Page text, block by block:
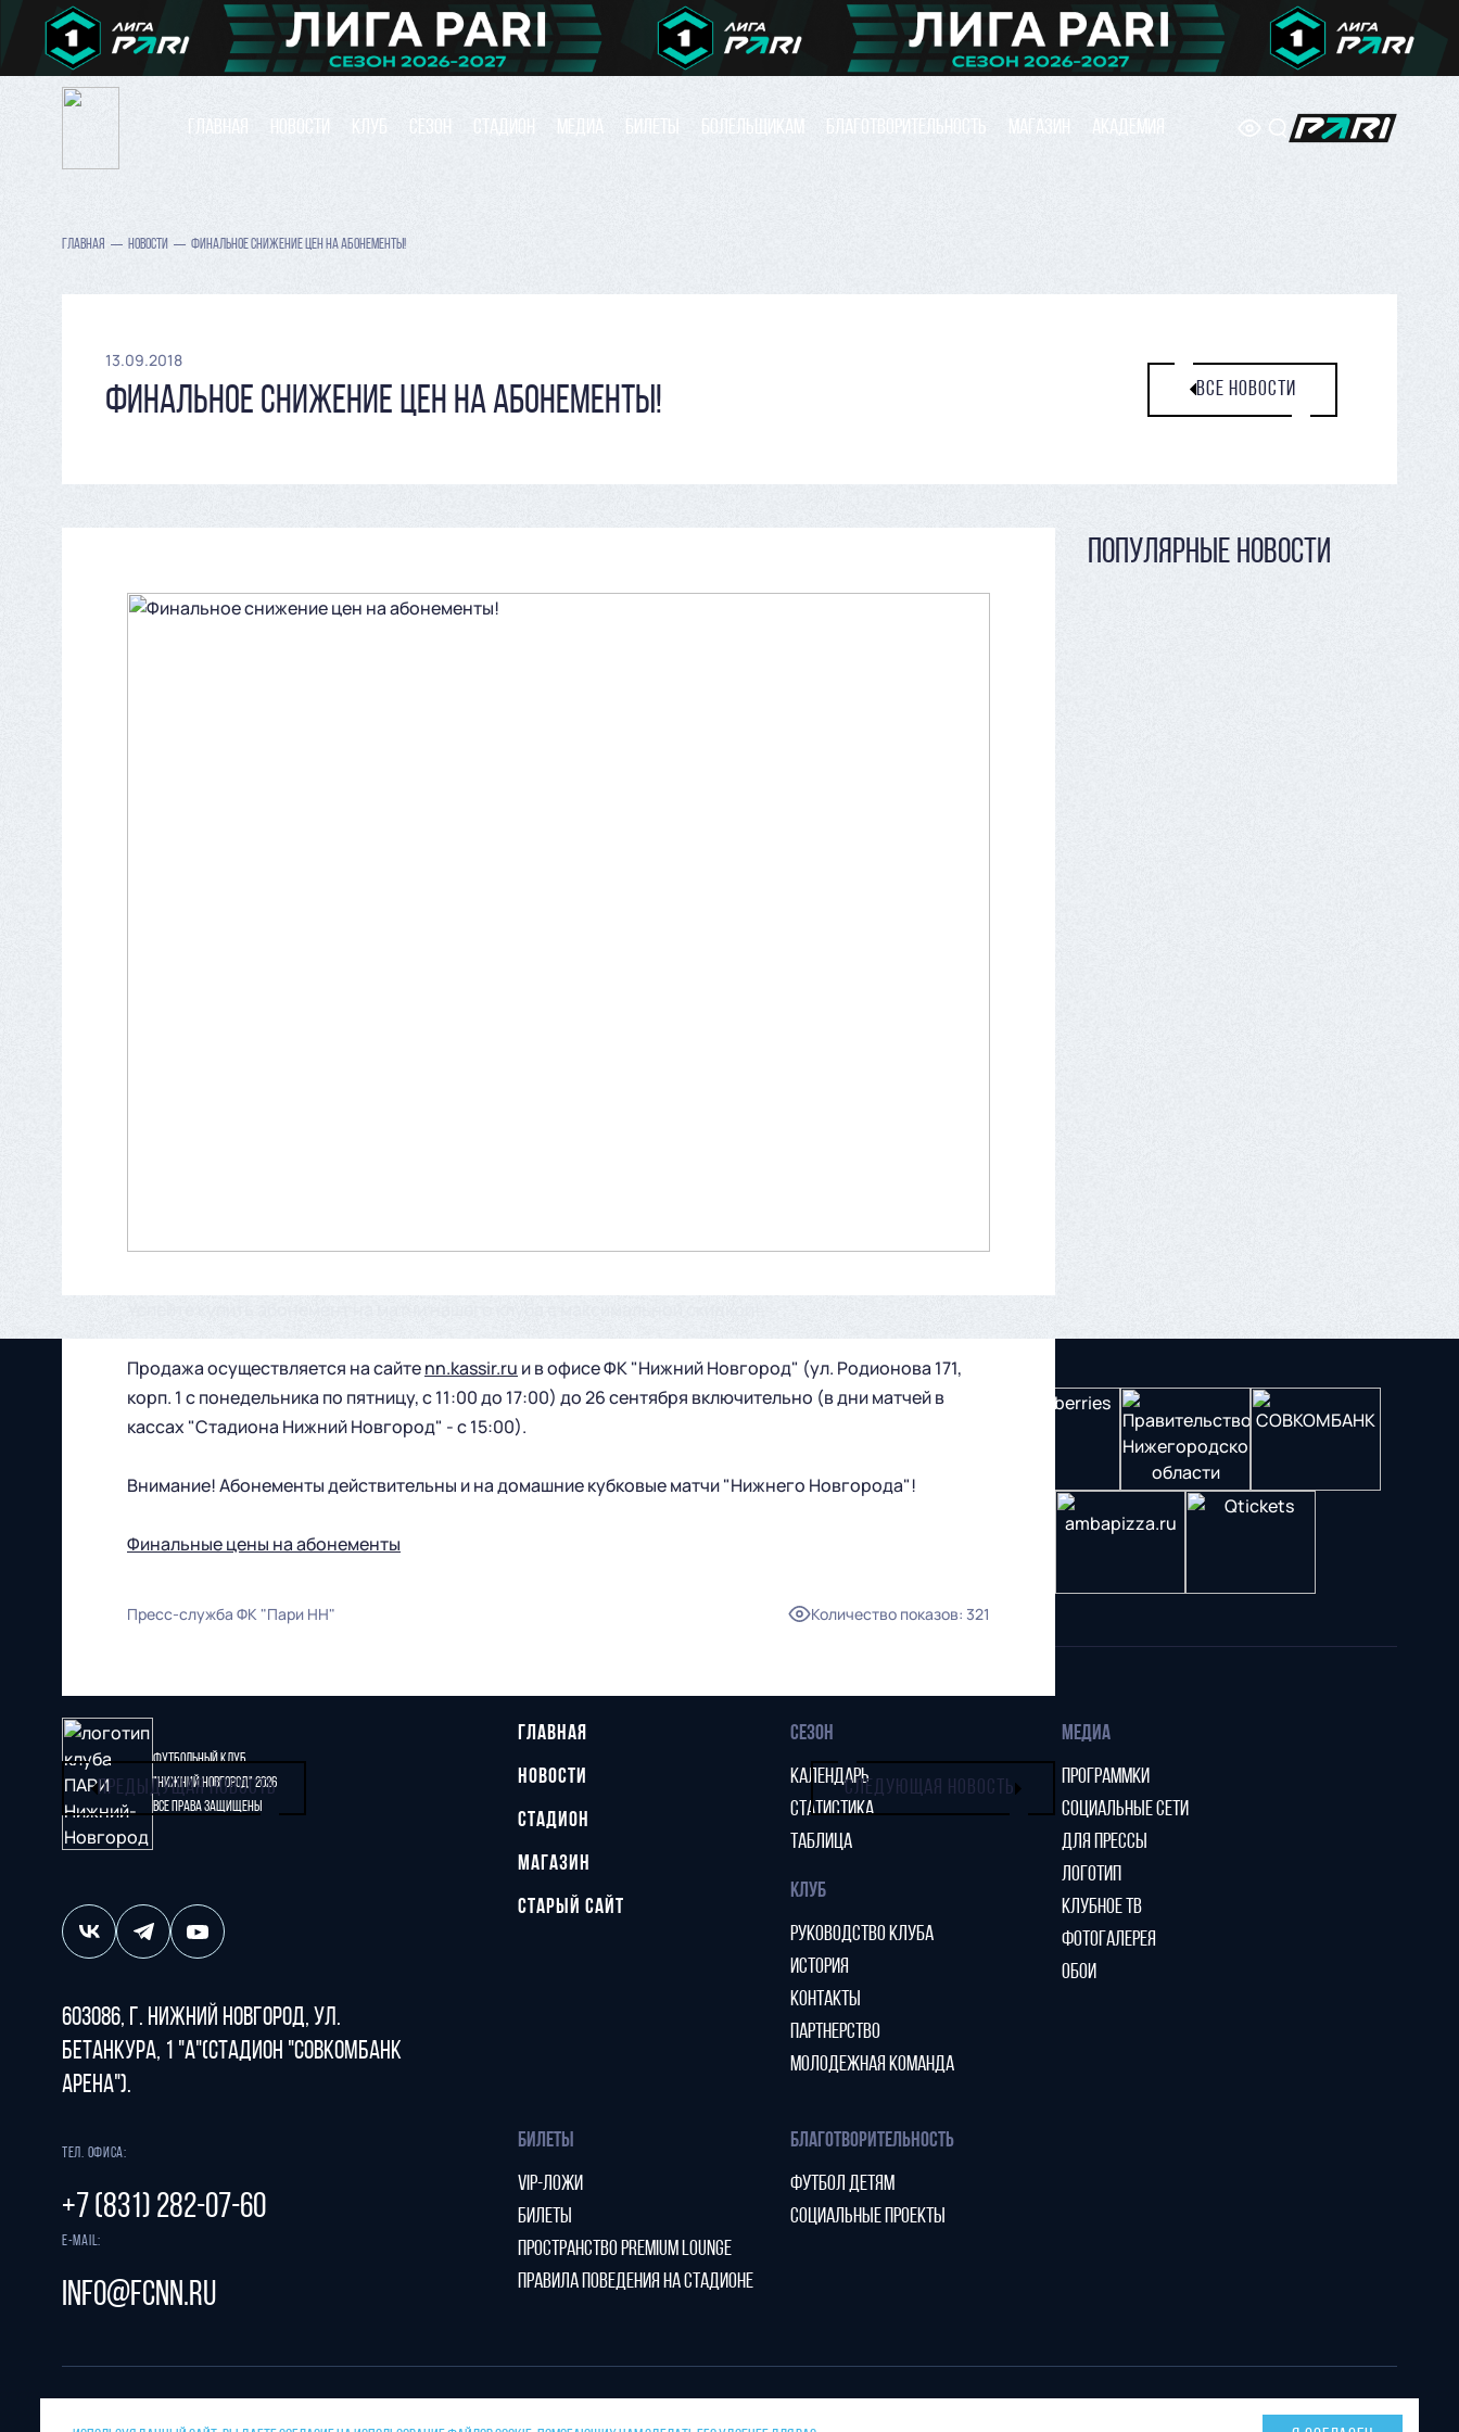
ГЛАВНАЯ НОВОСТИ КЛУБ СЕЗОН СТАДИОН МЕДИА БИЛЕТЫ БОЛЕЛЬЩИКАМ БЛАГОТВОРИТЕЛЬНОСТЬ МАГАЗИН АКАДЕМИЯ
ГЛАВНАЯ НОВОСТИ ФИНАЛЬНОЕ СНИЖЕНИЕ ЦЕН НА АБОНЕМЕНТЫ!
13.09.2018
ФИНАЛЬНОЕ СНИЖЕНИЕ ЦЕН НА АБОНЕМЕНТЫ! ВСЕ НОВОСТИ
Продажа осуществляется на сайтеnn.kassir.ru и в офисе ФК "Нижний Новгород" (ул. Родионова 171,
корп. 1 с понедельника по пятницу, с 11:00 до 17:00) до 26 сентября включительно (в дни матчей в
кассах "Стадиона Нижний Новгород" - с 15:00).
Внимание! Абонементы действительны и на домашние кубковые матчи "Нижнего Новгорода"!
Финальные цены на абонементы
Пресс-служба ФК "Пари НН" Количество показов: 321
ПРЕДЫДУЩАЯ НОВОСТЬ СЛЕДУЮЩАЯ НОВОСТЬ
ПОПУЛЯРНЫЕ НОВОСТИ
Футбольный клуб
"Нижний Новгород" 2026
Все права защищены
603086, г. Нижний Новгород, ул.
Бетанкура, 1 "А"(стадион "СОВКОМБАНК
АРЕНА").
Тел. офиса:
+7 (831) 282-07-60
E-mail:
info@fcnn.ru
ГЛАВНАЯ
НОВОСТИ
СТАДИОН
МАГАЗИН
СТАРЫЙ САЙТ
СЕЗОН
КАЛЕНДАРЬ
СТАТИСТИКА
ТАБЛИЦА
КЛУБ
РУКОВОДСТВО КЛУБА
ИСТОРИЯ
КОНТАКТЫ
ПАРТНЕРСТВО
МОЛОДЕЖНАЯ КОМАНДА
МЕДИА
ПРОГРАММКИ
СОЦИАЛЬНЫЕ СЕТИ
ДЛЯ ПРЕССЫ
ЛОГОТИП
КЛУБНОЕ ТВ
ФОТОГАЛЕРЕЯ
ОБОИ
БИЛЕТЫ
VIP-ЛОЖИ
БИЛЕТЫ
ПРОСТРАНСТВО PREMIUM LOUNGE
ПРАВИЛА ПОВЕДЕНИЯ НА СТАДИОНЕ
БЛАГОТВОРИТЕЛЬНОСТЬ
ФУТБОЛ ДЕТЯМ
СОЦИАЛЬНЫЕ ПРОЕКТЫ